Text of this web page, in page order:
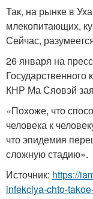
Так, на рынке в
млекопитающих,
Сейчас,
26 января на
КНР Ма Сяовэй
«Похоже, что
человека к
что эпидемия
сложную стадию».
Источник: https://
infekciya-chto-